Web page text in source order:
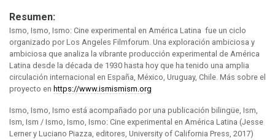
Resumen:
Ismo, Ismo, Ismo: Cine experimental en América Latina fue un ciclo
organizado por Los Angeles Filmforum. Una exploración ambiciosa y
ambiciosa que analiza la vibrante producción experimental de América
Latina desde la década de 1930 hasta hoy que ha tenido una amplia
circulación internacional en España, México, Uruguay, Chile. Más sobre el
proyecto en https://www.ismismism.org
Ismo, Ismo, Ismo está acompañado por una publicación bilingüe, Ism,
Ism, Ism / Ismo, Ismo, Ismo: Cine experimental en América Latina (Jesse
Lerner y Luciano Piazza, editores, University of California Press, 2017)